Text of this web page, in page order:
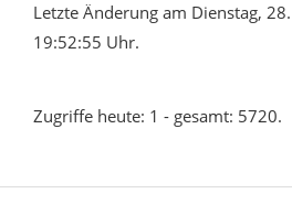
Letzte Änderung am Dienstag,
19:52:55 Uhr.
Zugriffe heute: 1 - gesamt: 5720.